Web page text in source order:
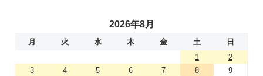
2026年8月
月 火 水 木 金 土
日
1
2
3
4 5 6 7 8
9